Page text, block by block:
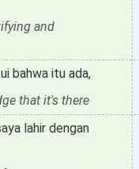
and
bahwa itu ada,
that it's there
lahir dengan